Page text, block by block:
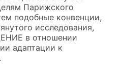
Парижского
подобные конвенции,
исследования,
в отношении
адаптации к